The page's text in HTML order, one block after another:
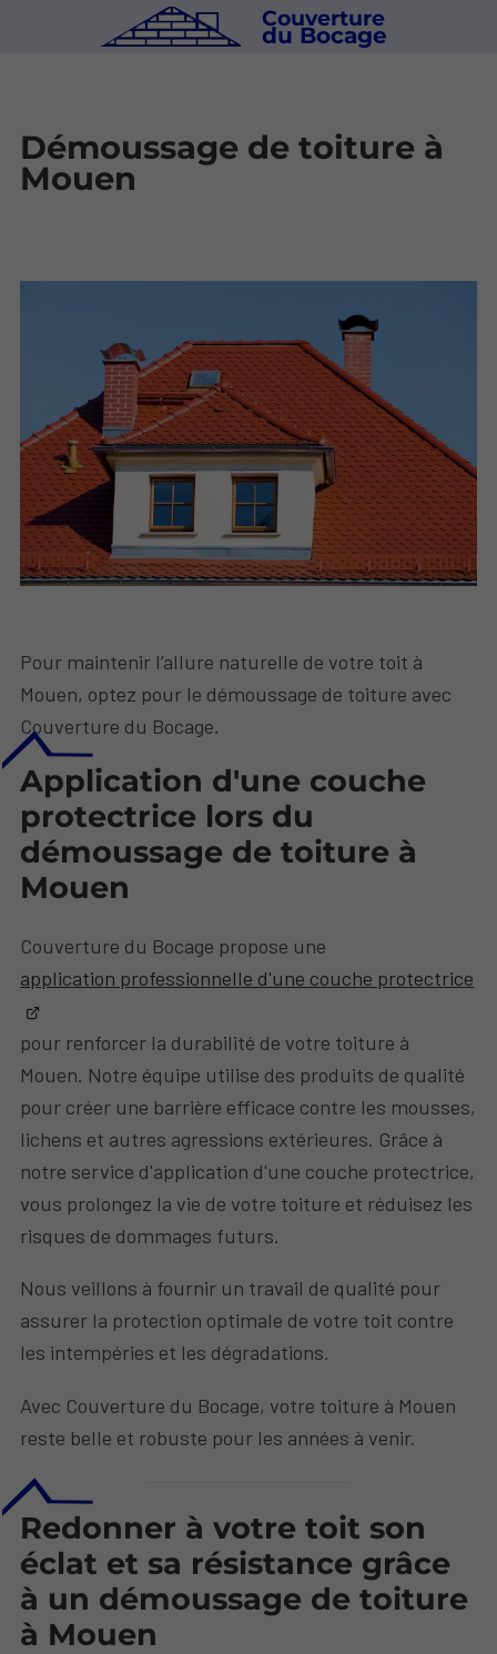
Couverture
du Bocage
Démoussage de toiture à
Mouen
Pour maintenir l’allure naturelle de votre toit à
Mouen, optez pour le démoussage de toiture avec
Couverture du Bocage.
Application d'une couche
protectrice lors du
démoussage de toiture à
Mouen
Couverture du Bocage propose une
application professionnelle d'une couche protectrice
pour renforcer la durabilité de votre toiture à
Mouen. Notre équipe utilise des produits de qualité
pour créer une barrière efficace contre les mousses,
lichens et autres agressions extérieures. Grâce à
notre service d'application d'une couche protectrice,
vous prolongez la vie de votre toiture et réduisez les
risques de dommages futurs.
Nous veillons à fournir un travail de qualité pour
assurer la protection optimale de votre toit contre
les intempéries et les dégradations.
Avec Couverture du Bocage, votre toiture à Mouen
reste belle et robuste pour les années à venir.
Redonner à votre toit son
éclat et sa résistance grâce
à un démoussage de toiture
à Mouen